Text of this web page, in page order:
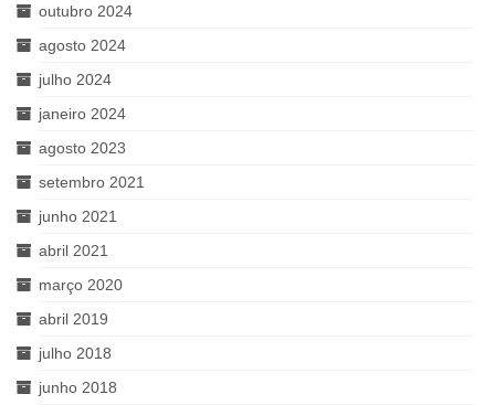
outubro 2024
agosto 2024
julho 2024
janeiro 2024
agosto 2023
setembro 2021
junho 2021
abril 2021
março 2020
abril 2019
julho 2018
junho 2018